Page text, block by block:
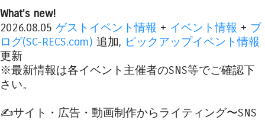
What's new!
2026.08.05 ゲストイベント情報 + イベント情報 + ブ
ログ(SC-RECS.com) 追加, ピックアップイベント情報
更新
※最新情報は各イベント主催者のSNS等でご確認下
さい。
✍️サイト・広告・動画制作からライティング〜SNS